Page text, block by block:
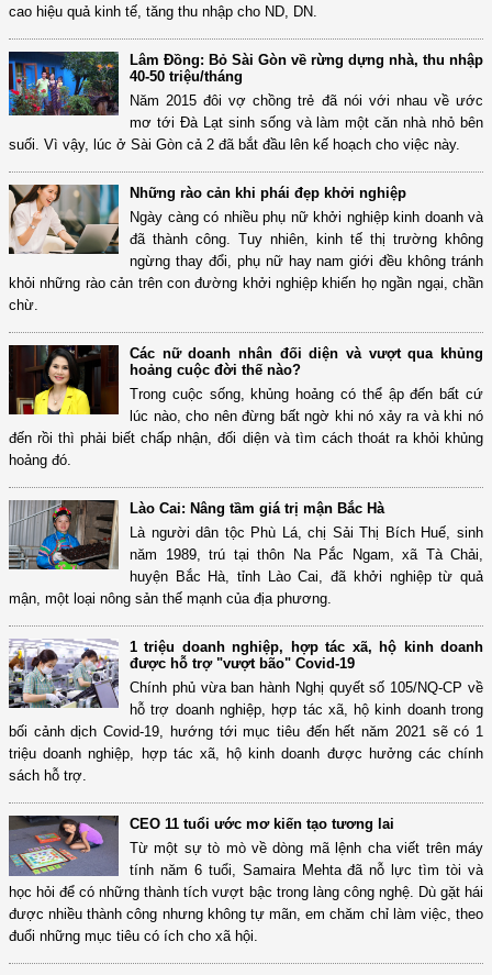
cao hiệu quả kinh tế, tăng thu nhập cho ND, DN.
Lâm Đồng: Bỏ Sài Gòn về rừng dựng nhà, thu nhập
40-50 triệu/tháng
Năm 2015 đôi vợ chồng trẻ đã nói với nhau về ước
mơ tới Đà Lạt sinh sống và làm một căn nhà nhỏ bên
suối. Vì vậy, lúc ở Sài Gòn cả 2 đã bắt đầu lên kế hoạch cho việc này.
Những rào cản khi phái đẹp khởi nghiệp
Ngày càng có nhiều phụ nữ khởi nghiệp kinh doanh và
đã thành công. Tuy nhiên, kinh tế thị trường không
ngừng thay đổi, phụ nữ hay nam giới đều không tránh
khỏi những rào cản trên con đường khởi nghiệp khiến họ ngần ngại, chần
chừ.
Các nữ doanh nhân đối diện và vượt qua khủng
hoảng cuộc đời thế nào?
Trong cuộc sống, khủng hoảng có thể ập đến bất cứ
lúc nào, cho nên đừng bất ngờ khi nó xảy ra và khi nó
đến rồi thì phải biết chấp nhận, đối diện và tìm cách thoát ra khỏi khủng
hoảng đó.
Lào Cai: Nâng tầm giá trị mận Bắc Hà
Là người dân tộc Phù Lá, chị Sải Thị Bích Huế, sinh
năm 1989, trú tại thôn Na Pắc Ngam, xã Tà Chải,
huyện Bắc Hà, tỉnh Lào Cai, đã khởi nghiệp từ quả
mận, một loại nông sản thế mạnh của địa phương.
1 triệu doanh nghiệp, hợp tác xã, hộ kinh doanh
được hỗ trợ "vượt bão" Covid-19
Chính phủ vừa ban hành Nghị quyết số 105/NQ-CP về
hỗ trợ doanh nghiệp, hợp tác xã, hộ kinh doanh trong
bối cảnh dịch Covid-19, hướng tới mục tiêu đến hết năm 2021 sẽ có 1
triệu doanh nghiệp, hợp tác xã, hộ kinh doanh được hưởng các chính
sách hỗ trợ.
CEO 11 tuổi ước mơ kiến tạo tương lai
Từ một sự tò mò về dòng mã lệnh cha viết trên máy
tính năm 6 tuổi, Samaira Mehta đã nỗ lực tìm tòi và
học hỏi để có những thành tích vượt bậc trong làng công nghệ. Dù gặt hái
được nhiều thành công nhưng không tự mãn, em chăm chỉ làm việc, theo
đuổi những mục tiêu có ích cho xã hội.